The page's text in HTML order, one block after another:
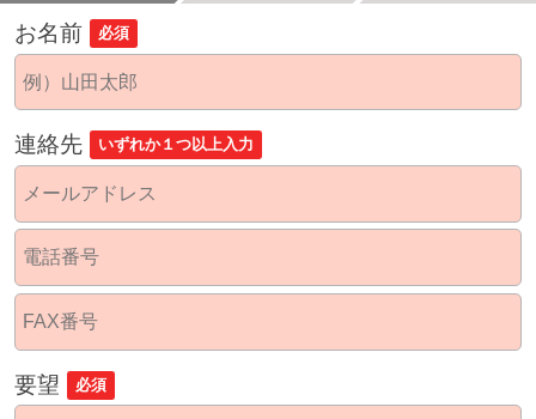
お名前 必須
連絡先 いずれか１つ以上入力
要望 必須